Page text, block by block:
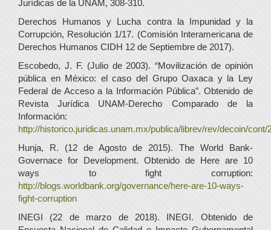
Jurídicas de la UNAM, 308-310.
Derechos Humanos y Lucha contra la Impunidad y la
Corrupción, Resolución 1/17. (Comisión Interamericana de
Derechos Humanos CIDH 12 de Septiembre de 2017).
Escobedo, J. F. (Julio de 2003). “Movilización de opinión
pública en México: el caso del Grupo Oaxaca y la Ley
Federal de Acceso a la Información Pública”. Obtenido de
Revista Jurídica UNAM-Derecho Comparado de la
Información:
http://historico.juridicas.unam.mx/publica/librev/rev/decoin/cont/
Hunja, R. (12 de Agosto de 2015). The World Bank-
Governace for Development. Obtenido de Here are 10
ways to fight corruption:
http://blogs.worldbank.org/governance/here-are-10-ways-
fight-corruption
INEGI (22 de marzo de 2018). INEGI. Obtenido de